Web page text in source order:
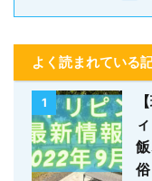
よく読まれている
1